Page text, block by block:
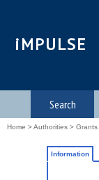
iMPULSE
Search
Home >Authorities > Grants
Information